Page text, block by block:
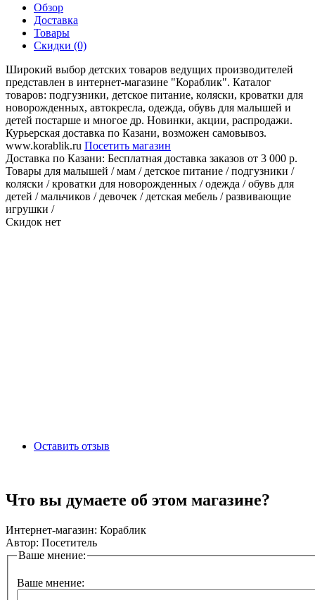
Обзор
Доставка
Товары
Скидки (0)
Широкий выбор детских товаров ведущих производителей
представлен в интернет-магазине "Кораблик". Каталог
товаров: подгузники, детское питание, коляски, кроватки для
новорожденных, автокресла, одежда, обувь для малышей и
детей постарше и многое др. Новинки, акции, распродажи.
Курьерская доставка по Казани, возможен самовывоз.
www.korablik.ru Посетить магазин
Доставка по Казани: Бесплатная доставка заказов от 3 000 р.
Товары для малышей / мам / детское питание / подгузники /
коляски / кроватки для новорожденных / одежда / обувь для
детей / мальчиков / девочек / детская мебель / развивающие
игрушки /
Скидок нет
Оставить отзыв
Что вы думаете об этом магазине?
Интернет-магазин: Кораблик
Автор: Посетитель
Ваше мнение:
Ваше мнение: